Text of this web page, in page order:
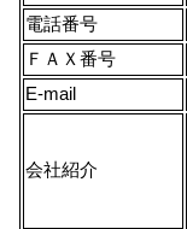
電話番号
ＦＡＸ番号
E-mail
会社紹介